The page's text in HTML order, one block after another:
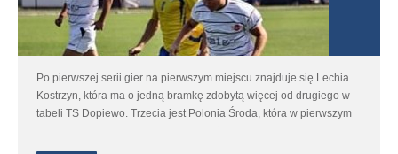
Po pierwszej serii gier na pierwszym miejscu znajduje się Lechia
Kostrzyn, która ma o jedną bramkę zdobytą więcej od drugiego w
tabeli TS Dopiewo. Trzecia jest Polonia Środa, która w pierwszym